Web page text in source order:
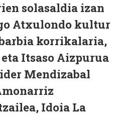
solasaldia izan
Atxulondo kultur
korrikalaria,
Itsaso Aizpurua
Mendizabal
Idoia La